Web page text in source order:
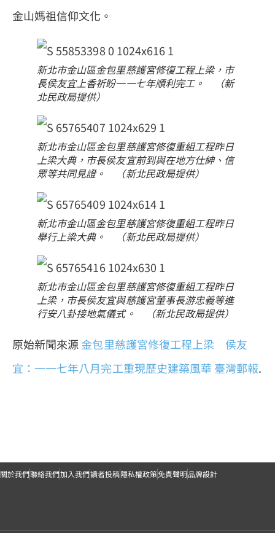
金山媽祖信仰文化。
新北市金山區金包里慈護宮修復工程上梁，市
長侯友宜上香祈盼一一七年順利完工。 （新
北民政局提供）
新北市金山區金包里慈護宮修復重組工程昨日
上梁大典，市長侯友宜前到與在地方仕紳、信
眾等共同見證。 （新北民政局提供）
新北市金山區金包里慈護宮修復重組工程昨日
舉行上梁大典。 （新北民政局提供）
新北市金山區金包里慈護宮修復重組工程昨日
上梁，市長侯友宜與慈護宮董事長游忠義等進
行安八卦接地氣儀式。 （新北民政局提供）
原始新聞來源金包里慈護宮修復工程上梁 侯友
宜：一一七年八月完工重現歷史建築風華 臺灣郵報.
關於我們聯絡我們加入我們讀者投稿隱私權政策免責聲明品牌設計